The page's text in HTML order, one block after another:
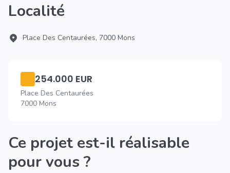
Localité
Place Des Centaurées, 7000 Mons
254.000 EUR
Place Des Centaurées
7000 Mons
Ce projet est-il réalisable
pour vous ?